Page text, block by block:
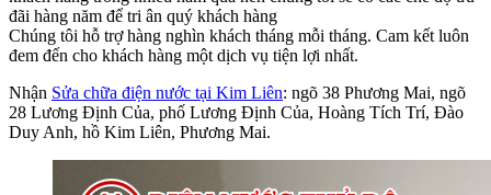
đãi hàng năm để tri ân quý khách hàng
Chúng tôi hỗ trợ hàng nghìn khách tháng mỗi tháng. Cam kết luôn
đem đến cho khách hàng một dịch vụ tiện lợi nhất.
Nhận Sửa chữa điện nước tại Kim Liên: ngõ 38 Phương Mai, ngõ
28 Lương Định Của, phố Lương Định Của, Hoàng Tích Trí, Đào
Duy Anh, hồ Kim Liên, Phương Mai.